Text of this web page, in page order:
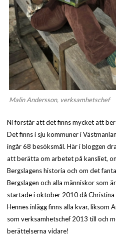
Malin Andersson, verksamhetschef
Ni förstår att det finns mycket att
Det finns i sju kommuner i
ingår 68 besöksmål. Här i bloggen
att berätta om arbetet på kansliet,
Bergslagens historia och om det
Bergslagen och alla människor som
startade i oktober 2010 då Christina
Hennes inlägg finns alla kvar, liksom
som verksamhetschef 2013 till och
berättelserna vidare!